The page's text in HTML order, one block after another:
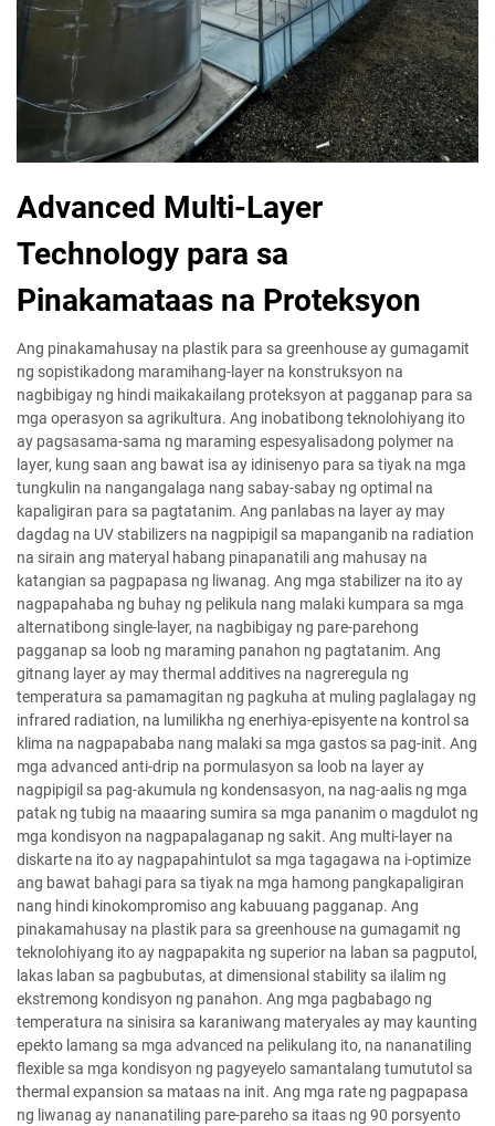
Advanced Multi-Layer
Technology para sa
Pinakamataas na Proteksyon
Ang pinakamahusay na plastik para sa greenhouse ay gumagamit
ng sopistikadong maramihang-layer na konstruksyon na
nagbibigay ng hindi maikakailang proteksyon at pagganap para sa
mga operasyon sa agrikultura. Ang inobatibong teknolohiyang ito
ay pagsasama-sama ng maraming espesyalisadong polymer na
layer, kung saan ang bawat isa ay idinisenyo para sa tiyak na mga
tungkulin na nangangalaga nang sabay-sabay ng optimal na
kapaligiran para sa pagtatanim. Ang panlabas na layer ay may
dagdag na UV stabilizers na nagpipigil sa mapanganib na radiation
na sirain ang materyal habang pinapanatili ang mahusay na
katangian sa pagpapasa ng liwanag. Ang mga stabilizer na ito ay
nagpapahaba ng buhay ng pelikula nang malaki kumpara sa mga
alternatibong single-layer, na nagbibigay ng pare-parehong
pagganap sa loob ng maraming panahon ng pagtatanim. Ang
gitnang layer ay may thermal additives na nagreregula ng
temperatura sa pamamagitan ng pagkuha at muling paglalagay ng
infrared radiation, na lumilikha ng enerhiya-episyente na kontrol sa
klima na nagpapababa nang malaki sa mga gastos sa pag-init. Ang
mga advanced anti-drip na pormulasyon sa loob na layer ay
nagpipigil sa pag-akumula ng kondensasyon, na nag-aalis ng mga
patak ng tubig na maaaring sumira sa mga pananim o magdulot ng
mga kondisyon na nagpapalaganap ng sakit. Ang multi-layer na
diskarte na ito ay nagpapahintulot sa mga tagagawa na i-optimize
ang bawat bahagi para sa tiyak na mga hamong pangkapaligiran
nang hindi kinokompromiso ang kabuuang pagganap. Ang
pinakamahusay na plastik para sa greenhouse na gumagamit ng
teknolohiyang ito ay nagpapakita ng superior na laban sa pagputol,
lakas laban sa pagbubutas, at dimensional stability sa ilalim ng
ekstremong kondisyon ng panahon. Ang mga pagbabago ng
temperatura na sinisira sa karaniwang materyales ay may kaunting
epekto lamang sa mga advanced na pelikulang ito, na nananatiling
flexible sa mga kondisyon ng pagyeyelo samantalang tumututol sa
thermal expansion sa mataas na init. Ang mga rate ng pagpapasa
ng liwanag ay nananatiling pare-pareho sa itaas ng 90 porsyento